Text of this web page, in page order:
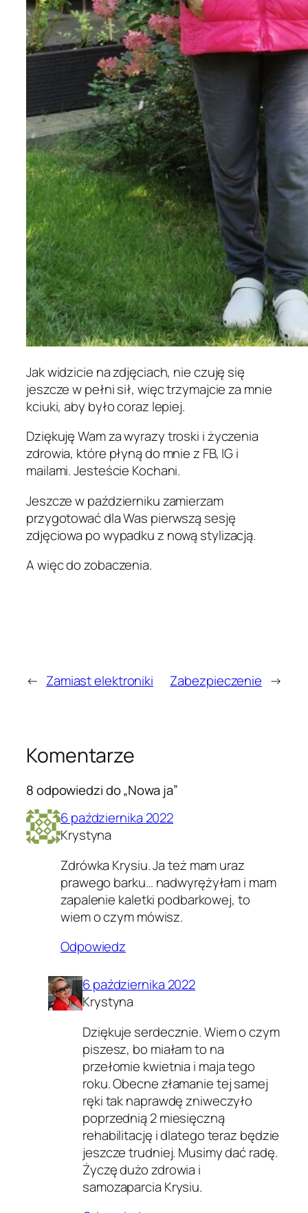
Jak widzicie na zdjęciach, nie czuję się
jeszcze w pełni sił, więc trzymajcie za mnie
kciuki, aby było coraz lepiej.
Dziękuję Wam za wyrazy troski i życzenia
zdrowia, które płyną do mnie z FB, IG i
mailami. Jesteście Kochani.
Jeszcze w październiku zamierzam
przygotować dla Was pierwszą sesję
zdjęciowa po wypadku z nową stylizacją.
A więc do zobaczenia.
← Zamiast elektroniki Zabezpieczenie →
Komentarze
8 odpowiedzi do „Nowa ja”
6 października 2022
Krystyna
Zdrówka Krysiu. Ja też mam uraz
prawego barku… nadwyrężyłam i mam
zapalenie kaletki podbarkowej, to
wiem o czym mówisz.
Odpowiedz
6 października 2022
Krystyna
Dziękuje serdecznie. Wiem o czym
piszesz, bo miałam to na
przełomie kwietnia i maja tego
roku. Obecne złamanie tej samej
ręki tak naprawdę zniweczyło
poprzednią 2 miesięczną
rehabilitację i dlatego teraz będzie
jeszcze trudniej. Musimy dać radę.
Życzę dużo zdrowia i
samozaparcia Krysiu.